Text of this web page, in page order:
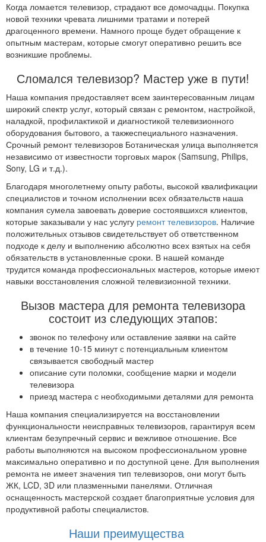
Когда ломается телевизор, страдают все домочадцы. Покупка
новой техники чревата лишними тратами и потерей
драгоценного времени. Намного проще будет обращение к
опытным мастерам, которые смогут оперативно решить все
возникшие проблемы.
Сломался телевизор? Мастер уже в пути!
Наша компания предоставляет всем заинтересованным лицам
широкий спектр услуг, который связан с ремонтом, настройкой,
наладкой, профилактикой и диагностикой телевизионного
оборудования бытового, а такжеспециального назначения.
Срочный ремонт телевизоров Ботаническая улица выполняется
независимо от известности торговых марок (Samsung, Philips,
Sony, LG и т.д.).
Благодаря многолетнему опыту работы, высокой квалификации
специалистов и точном исполнении всех обязательств наша
компания сумела завоевать доверие состоявшихся клиентов,
которые заказывали у нас услугу ремонт телевизоров. Наличие
положительных отзывов свидетельствует об ответственном
подходе к делу и выполнению абсолютно всех взятых на себя
обязательств в установленные сроки. В нашей команде
трудится команда профессиональных мастеров, которые имеют
навыки восстановления сложной телевизионной техники.
Вызов мастера для ремонта телевизора
состоит из следующих этапов:
звонок по телефону или оставление заявки на сайте
в течение 10-15 минут с потенциальным клиентом
связывается свободный мастер
описание сути поломки, сообщение марки и модели
телевизора
приезд мастера с необходимыми деталями для ремонта
Наша компания специализируется на восстановлении
функциональности неисправных телевизоров, гарантируя всем
клиентам безупречный сервис и вежливое отношение. Все
работы выполняются на высоком профессиональном уровне
максимально оперативно и по доступной цене. Для выполнения
ремонта не имеет значения тип телевизоров, они могут быть
ЖК, LCD, 3D или плазменными панелями. Отличная
оснащенность мастерской создает благоприятные условия для
продуктивной работы специалистов.
Наши преимущества